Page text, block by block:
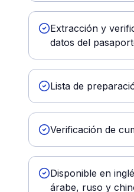
Extracción y
datos del
Lista de
Verificación de
Disponible en
árabe, ruso y